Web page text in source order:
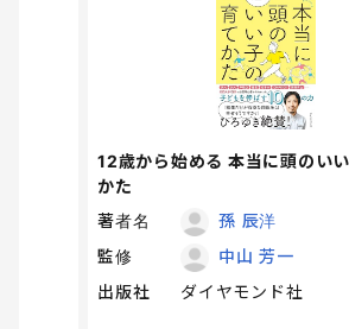
12歳から始める 本当に頭のい
かた
著者名
孫 辰洋
監修
中山 芳一
出版社
ダイヤモンド社